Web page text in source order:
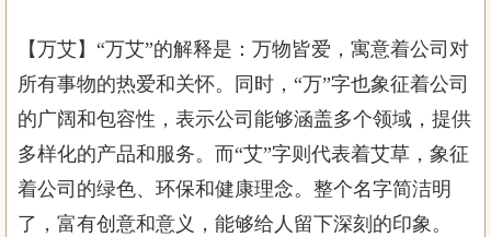
【万艾】“万艾”的解释是：万物皆爱，寓意着公司对
所有事物的热爱和关怀。同时，“万”字也象征着公司
的广阔和包容性，表示公司能够涵盖多个领域，提供
多样化的产品和服务。而“艾”字则代表着艾草，象征
着公司的绿色、环保和健康理念。整个名字简洁明
了，富有创意和意义，能够给人留下深刻的印象。